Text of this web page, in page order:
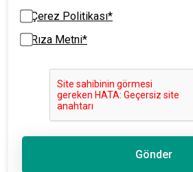
Çerez Politikası*
Rıza Metni*
Gönder